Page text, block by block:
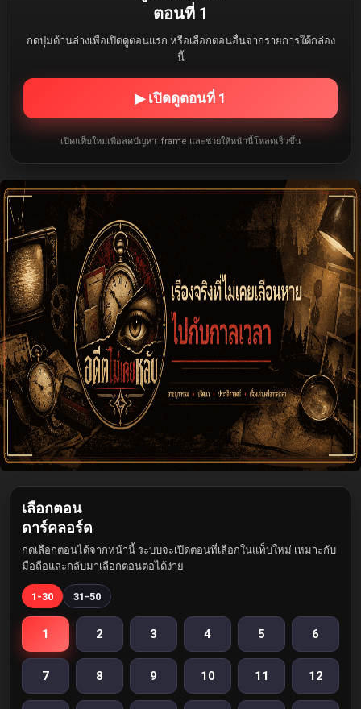
ตอนที่ 1
กดปุ่มด้านล่างเพื่อเปิดดูตอนแรก หรือเลือกตอนอื่นจากรายการใต้กล่อง
นี้
▶ เปิดดูตอนที่ 1
เปิดแท็บใหม่เพื่อลดปัญหา iframe และช่วยให้หน้านี้โหลดเร็วขึ้น
เลือกตอน
ดาร์คลอร์ด
กดเลือกตอนได้จากหน้านี้ ระบบจะเปิดตอนที่เลือกในแท็บใหม่ เหมาะกับ
มือถือและกลับมาเลือกตอนต่อได้ง่าย
1-30 31-50
1 2 3 4 5 6
7 8 9 10 11 12